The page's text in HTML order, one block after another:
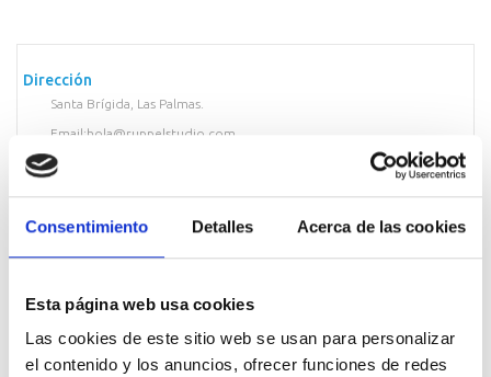
Consentimiento Detalles Acerca de las cookies
Esta página web usa cookies
Las cookies de este sitio web se usan para personalizar
el contenido y los anuncios, ofrecer funciones de redes
Dirección
Santa Brígida, Las Palmas.
Email:hola@ruppelstudio.com
Web
www.ruppelstudio.com
Información
Soy Lisi Ruppel, diseñadora de marcas y gestora de
con clientes de todo el mundo para crear identidades
con su audiencia.
Mi experiencia incluye más de seis años como gestora de
comunicación en la industria tecnológica B2B y siete años
como freelance, colaborando con marcas, agencias y